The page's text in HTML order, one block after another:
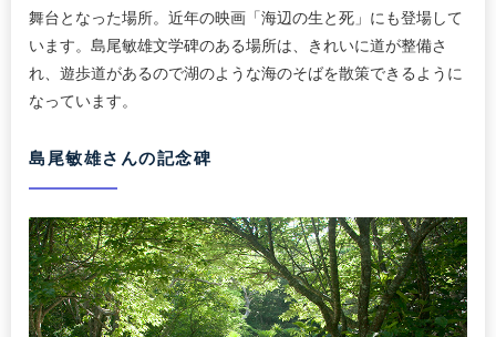
舞台となった場所。近年の映画「海辺の生と死」にも登場して
います。島尾敏雄文学碑のある場所は、きれいに道が整備さ
れ、遊歩道があるので湖のような海のそばを散策できるように
なっています。
島尾敏雄さんの記念碑